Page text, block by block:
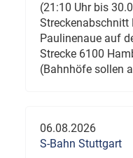
(21:10 Uhr bis
Streckenabschnitt
Paulinenaue auf
Strecke 6100
(Bahnhöfe sollen
06.08.2026
S-Bahn Stuttgart